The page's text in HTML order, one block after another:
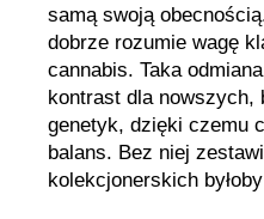
samą swoją
dobrze rozumie wagę
cannabis. Taka
kontrast dla nowszych,
genetyk, dzięki czemu
balans. Bez niej
kolekcjonerskich